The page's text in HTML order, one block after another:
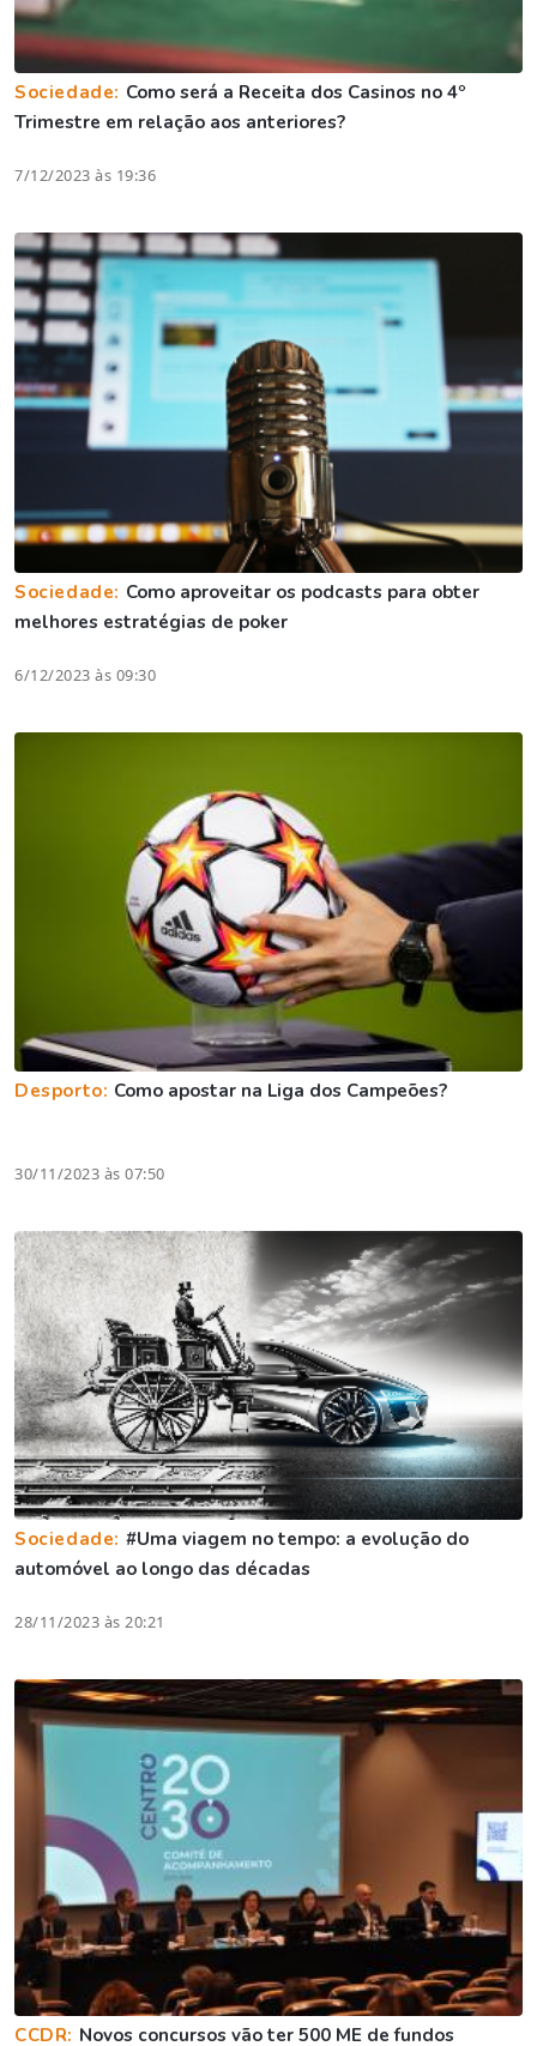
Sociedade: Como será a Receita dos Casinos no 4º
Trimestre em relação aos anteriores?
7/12/2023 às 19:36
Sociedade: Como aproveitar os podcasts para obter
melhores estratégias de poker
6/12/2023 às 09:30
Desporto: Como apostar na Liga dos Campeões?
30/11/2023 às 07:50
Sociedade: #Uma viagem no tempo: a evolução do
automóvel ao longo das décadas
28/11/2023 às 20:21
CCDR: Novos concursos vão ter 500 ME de fundos